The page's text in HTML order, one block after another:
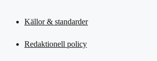
Källor & standarder
Redaktionell policy